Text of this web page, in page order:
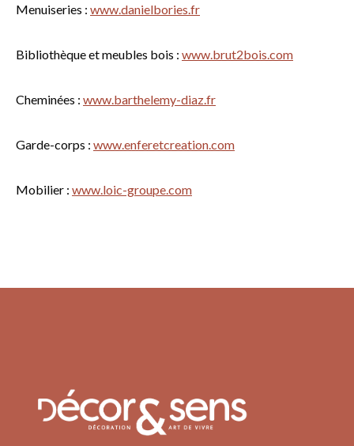
Menuiseries : www.danielbories.fr
Bibliothèque et meubles bois : www.brut2bois.com
Cheminées : www.barthelemy-diaz.fr
Garde-corps : www.enferetcreation.com
Mobilier : www.loic-groupe.com